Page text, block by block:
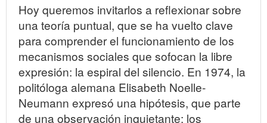
Hoy queremos invitarlos a reflexionar sobre
una teoría puntual, que se ha vuelto clave
para comprender el funcionamiento de los
mecanismos sociales que sofocan la libre
expresión: la espiral del silencio. En 1974, la
politóloga alemana Elisabeth Noelle-
Neumann expresó una hipótesis, que parte
de una observación inquietante: los